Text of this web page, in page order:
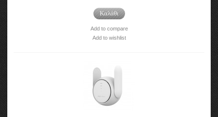
Καλάθι
Add to compare
Add to wishlist